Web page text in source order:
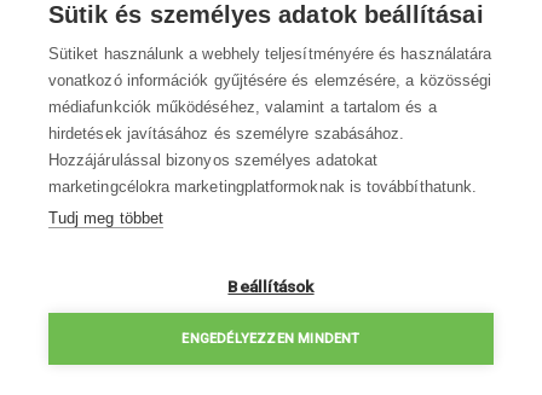
A vásárlásról
Kapcsolat
Lépjen kapcsolatba velünk
Hé-Pé 8:00—16:30
Sütik és személyes adatok beállításai
Sütiket használunk a webhely teljesítményére és használatára
vonatkozó információk gyűjtésére és elemzésére, a közösségi
médiafunkciók működéséhez, valamint a tartalom és a
hirdetések javításához és személyre szabásához.
Hozzájárulással bizonyos személyes adatokat
marketingcélokra marketingplatformoknak is továbbíthatunk.
Tudj meg többet
Beállítások
ENGEDÉLYEZZEN MINDENT